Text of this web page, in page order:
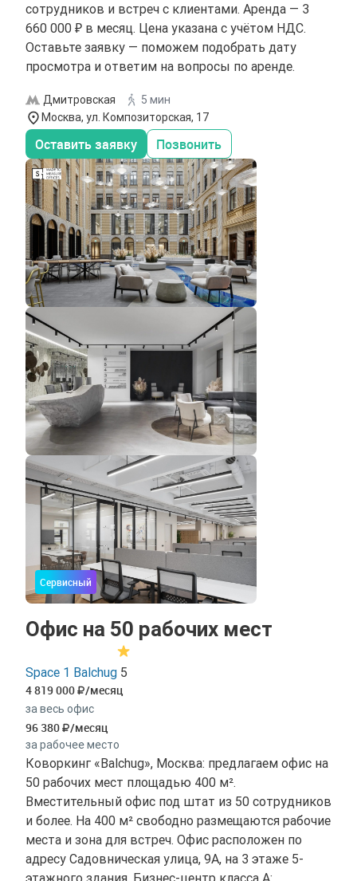
сотрудников и встреч с клиентами. Аренда — 3
660 000 ₽ в месяц. Цена указана с учётом НДС.
Оставьте заявку — поможем подобрать дату
просмотра и ответим на вопросы по аренде.
Дмитровская
5 мин
Москва, ул. Композиторская, 17
Оставить заявку Позвонить
Сервисный
Офис на 50 рабочих мест
Space 1 Balchug 5
4 819 000 /месяц
за весь офис
96 380 /месяц
за рабочее место
Коворкинг «Balchug», Москва: предлагаем офис на
50 рабочих мест площадью 400 м².
Вместительный офис под штат из 50 сотрудников
и более. На 400 м² свободно размещаются рабочие
места и зона для встреч. Офис расположен по
адресу Садовническая улица, 9А, на 3 этаже 5-
этажного здания. Бизнес-центр класса A: